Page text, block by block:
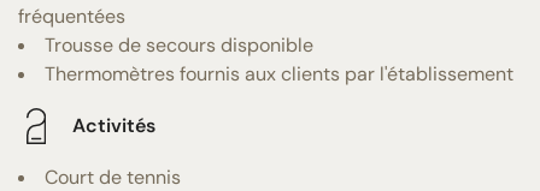
fréquentées
Trousse de secours disponible
Thermomètres fournis aux clients par l'établissement
Activités
Court de tennis